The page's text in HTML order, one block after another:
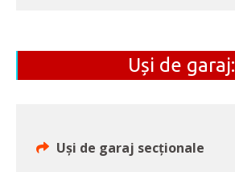
Uși de garaj:
Uși de garaj secționale